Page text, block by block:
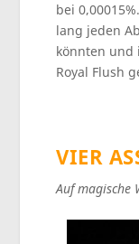
bei
lang jeden
könnten und
Royal Flush
VIER
Auf magische